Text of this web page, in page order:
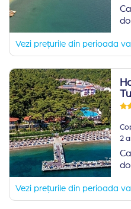
Vezi prețurile din perioada
2
Vezi prețurile din perioada